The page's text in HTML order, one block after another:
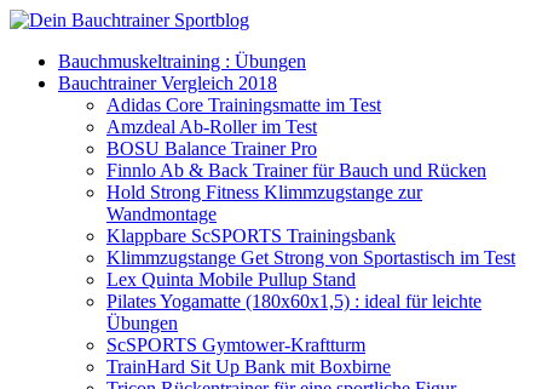
Bauchmuskeltraining : Übungen
Bauchtrainer Vergleich 2018
Adidas Core Trainingsmatte im Test
Amzdeal Ab-Roller im Test
BOSU Balance Trainer Pro
Finnlo Ab & Back Trainer für Bauch und Rücken
Hold Strong Fitness Klimmzugstange zur
Wandmontage
Klappbare ScSPORTS Trainingsbank
Klimmzugstange Get Strong von Sportastisch im Test
Lex Quinta Mobile Pullup Stand
Pilates Yogamatte (180x60x1,5) : ideal für leichte
Übungen
ScSPORTS Gymtower-Kraftturm
TrainHard Sit Up Bank mit Boxbirne